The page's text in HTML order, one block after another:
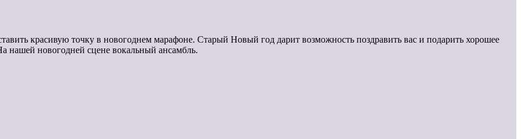
красивую точку в новогоднем марафоне. Старый Новый год дарит возможность поздравить вас и подарить хорошее
нашей новогодней сцене вокальный ансамбль.